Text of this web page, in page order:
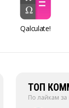
Qalculate!
ТОП
По лайкам